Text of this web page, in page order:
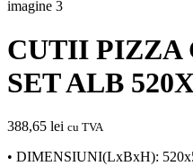
CUTII PIZZA
SET ALB
388,65 lei cu TVA
• DIMENSIUNI(LxBxH):